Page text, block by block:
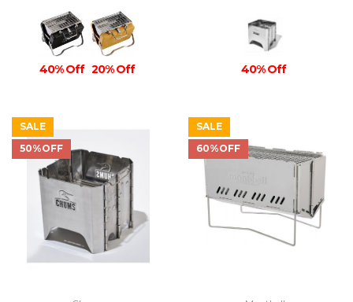
40% Off 20% Off 40% Off
SALE
50%OFF
SALE
60%OFF